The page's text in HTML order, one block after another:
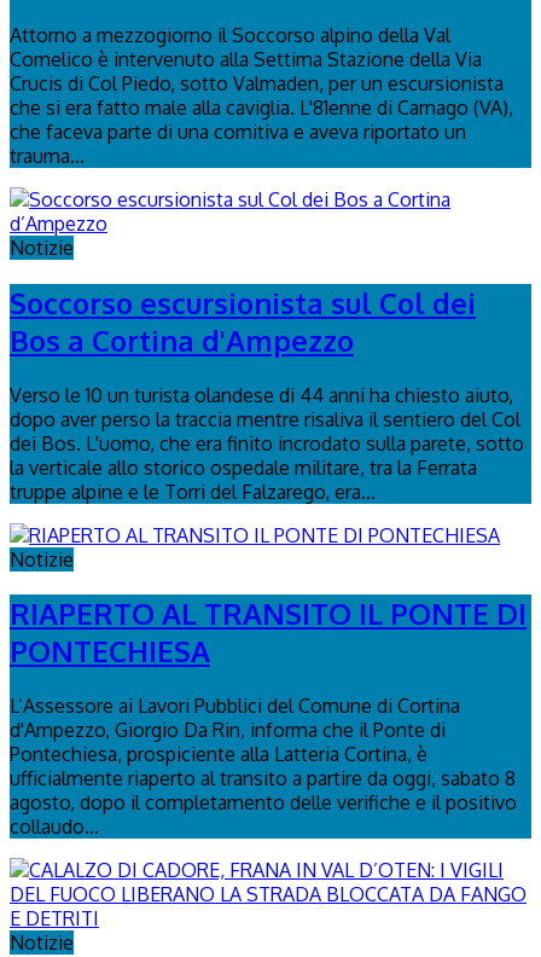
Attorno a mezzogiorno il Soccorso alpino della Val
Comelico è intervenuto alla Settima Stazione della Via
Crucis di Col Piedo, sotto Valmaden, per un escursionista
che si era fatto male alla caviglia. L'81enne di Carnago (VA),
che faceva parte di una comitiva e aveva riportato un
trauma...
Notizie
Soccorso escursionista sul Col dei
Bos a Cortina d'Ampezzo
Verso le 10 un turista olandese di 44 anni ha chiesto aiuto,
dopo aver perso la traccia mentre risaliva il sentiero del Col
dei Bos. L'uomo, che era finito incrodato sulla parete, sotto
la verticale allo storico ospedale militare, tra la Ferrata
truppe alpine e le Torri del Falzarego, era...
Notizie
RIAPERTO AL TRANSITO IL PONTE DI
PONTECHIESA
L’Assessore ai Lavori Pubblici del Comune di Cortina
d'Ampezzo, Giorgio Da Rin, informa che il Ponte di
Pontechiesa, prospiciente alla Latteria Cortina, è
ufficialmente riaperto al transito a partire da oggi, sabato 8
agosto, dopo il completamento delle verifiche e il positivo
collaudo...
Notizie